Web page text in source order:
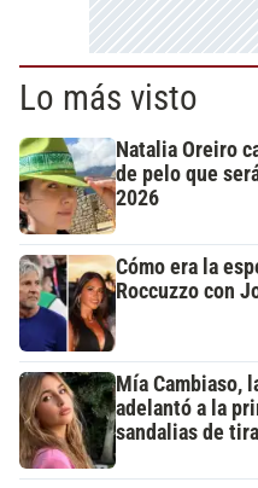
Lo más visto
Natalia Oreiro
de pelo que
2026
Cómo era la
Roccuzzo con
Mía Cambiaso,
adelantó a la
sandalias de